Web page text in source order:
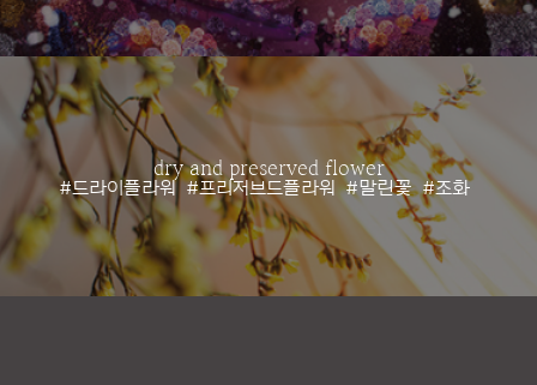
dry and preserved flower
#드라이플라워 #프리저브드플라워 #말린꽃 #조화